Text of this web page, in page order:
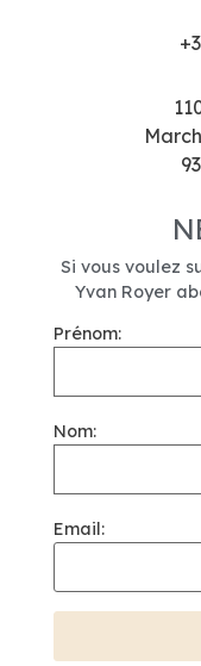
Si vous voulez
Yvan Royer
Prénom:
Nom:
Email: